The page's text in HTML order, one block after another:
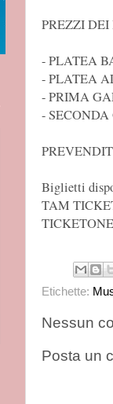
PREZZI
- PLATEA
- PLATEA
- PRIMA
-
Biglietti
TAM
Etichette:
Nessun
Posta un